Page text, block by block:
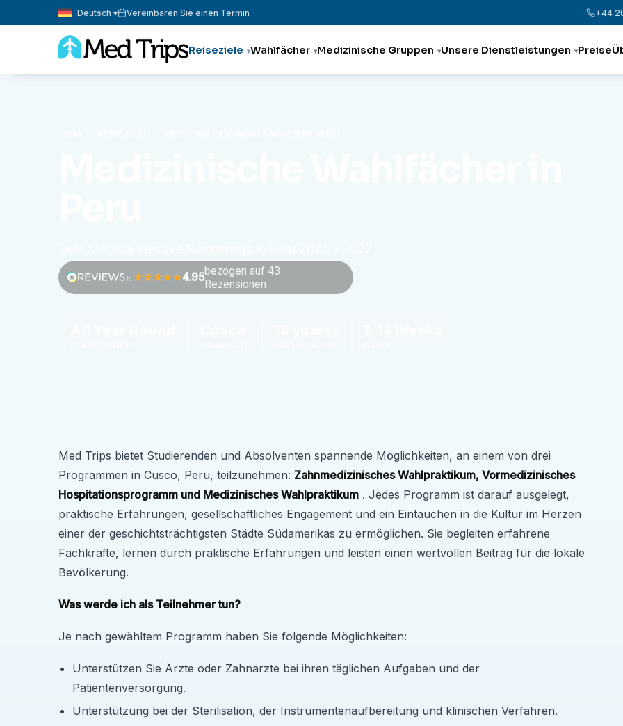
Deutsch ▾ Vereinbaren Sie einen Termin +44
Reiseziele Wahlfächer Medizinische Gruppen Unsere Dienstleistungen Preise
4.95bezogen auf 43
Rezensionen
Med Trips bietet Studierenden und Absolventen spannende Möglichkeiten, an einem von drei
Programmen in Cusco, Peru, teilzunehmen: Zahnmedizinisches Wahlpraktikum, Vormedizinisches
Hospitationsprogramm und Medizinisches Wahlpraktikum . Jedes Programm ist darauf ausgelegt,
praktische Erfahrungen, gesellschaftliches Engagement und ein Eintauchen in die Kultur im Herzen
einer der geschichtsträchtigsten Städte Südamerikas zu ermöglichen. Sie begleiten erfahrene
Fachkräfte, lernen durch praktische Erfahrungen und leisten einen wertvollen Beitrag für die lokale
Bevölkerung.
Was werde ich als Teilnehmer tun?
Je nach gewähltem Programm haben Sie folgende Möglichkeiten:
Unterstützen Sie Ärzte oder Zahnärzte bei ihren täglichen Aufgaben und der
Patientenversorgung.
Unterstützung bei der Sterilisation, der Instrumentenaufbereitung und klinischen Verfahren.